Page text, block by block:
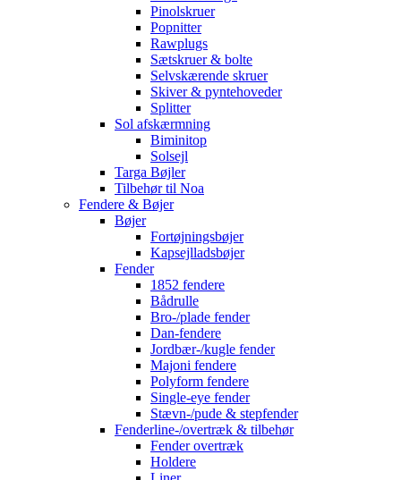
Pinolskruer
Popnitter
Rawplugs
Sætskruer & bolte
Selvskærende skruer
Skiver & pyntehoveder
Splitter
Sol afskærmning
Biminitop
Solsejl
Targa Bøjler
Tilbehør til Noa
Fendere & Bøjer
Bøjer
Fortøjningsbøjer
Kapsejlladsbøjer
Fender
1852 fendere
Bådrulle
Bro-/plade fender
Dan-fendere
Jordbær-/kugle fender
Majoni fendere
Polyform fendere
Single-eye fender
Stævn-/pude & stepfender
Fenderline-/overtræk & tilbehør
Fender overtræk
Holdere